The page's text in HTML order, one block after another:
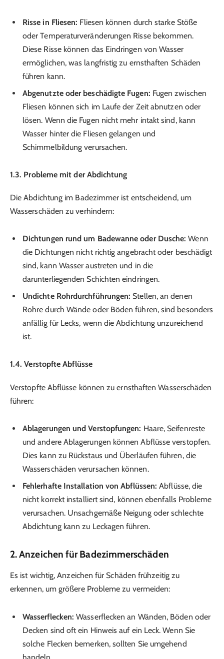
Risse in Fliesen: Fliesen können durch starke Stöße
oder Temperaturveränderungen Risse bekommen.
Diese Risse können das Eindringen von Wasser
ermöglichen, was langfristig zu ernsthaften Schäden
führen kann.
Abgenutzte oder beschädigte Fugen: Fugen zwischen
Fliesen können sich im Laufe der Zeit abnutzen oder
lösen. Wenn die Fugen nicht mehr intakt sind, kann
Wasser hinter die Fliesen gelangen und
Schimmelbildung verursachen.
1.3. Probleme mit der Abdichtung
Die Abdichtung im Badezimmer ist entscheidend, um
Wasserschäden zu verhindern:
Dichtungen rund um Badewanne oder Dusche: Wenn
die Dichtungen nicht richtig angebracht oder beschädigt
sind, kann Wasser austreten und in die
darunterliegenden Schichten eindringen.
Undichte Rohrdurchführungen: Stellen, an denen
Rohre durch Wände oder Böden führen, sind besonders
anfällig für Lecks, wenn die Abdichtung unzureichend
ist.
1.4. Verstopfte Abflüsse
Verstopfte Abflüsse können zu ernsthaften Wasserschäden
führen:
Ablagerungen und Verstopfungen: Haare, Seifenreste
und andere Ablagerungen können Abflüsse verstopfen.
Dies kann zu Rückstaus und Überläufen führen, die
Wasserschäden verursachen können.
Fehlerhafte Installation von Abflüssen: Abflüsse, die
nicht korrekt installiert sind, können ebenfalls Probleme
verursachen. Unsachgemäße Neigung oder schlechte
Abdichtung kann zu Leckagen führen.
2. Anzeichen für Badezimmer­schäden
Es ist wichtig, Anzeichen für Schäden frühzeitig zu
erkennen, um größere Probleme zu vermeiden:
Wasserflecken: Wasserflecken an Wänden, Böden oder
Decken sind oft ein Hinweis auf ein Leck. Wenn Sie
solche Flecken bemerken, sollten Sie umgehend
handeln.